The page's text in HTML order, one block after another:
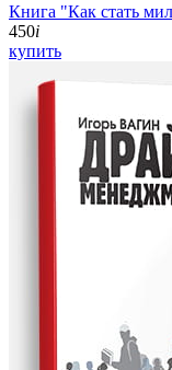
Книга "Как стать
450i
купить